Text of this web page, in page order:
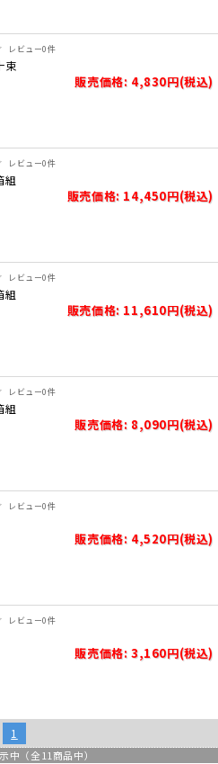
レビュー0件
束
販売価格: 4,830円(税込)
レビュー0件
組
販売価格: 14,450円(税込)
レビュー0件
組
販売価格: 11,610円(税込)
レビュー0件
組
販売価格: 8,090円(税込)
レビュー0件
販売価格: 4,520円(税込)
レビュー0件
販売価格: 3,160円(税込)
1
中（全 11商品中）